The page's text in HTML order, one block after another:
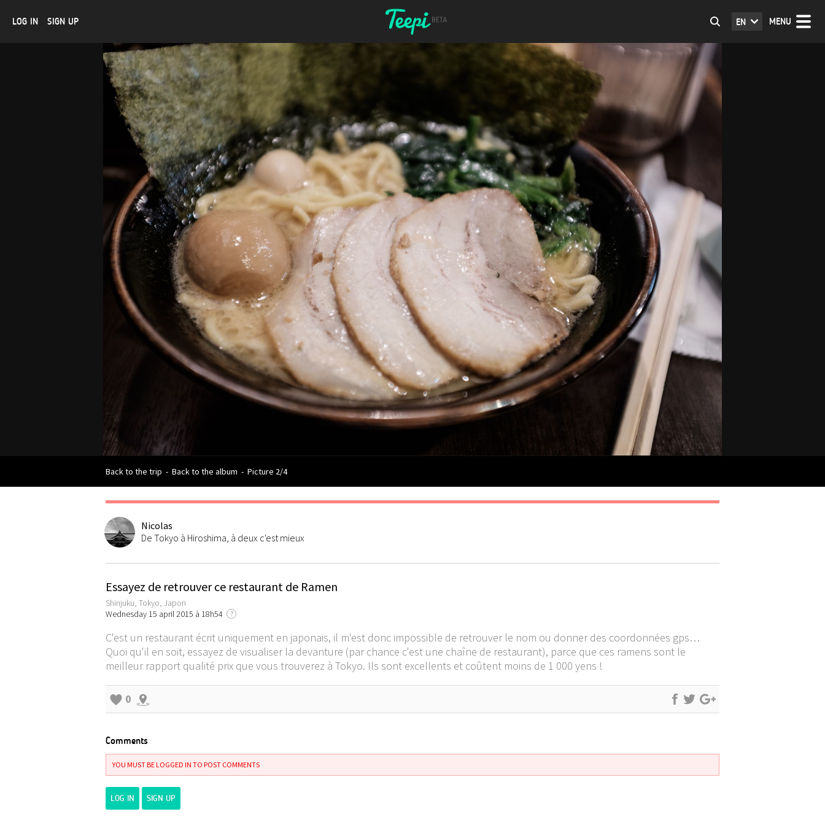
LOG IN SIGN UP MENU
EN
Back to the trip - Back to the album - Picture 2/4
Nicolas
De Tokyo à Hiroshima, à deux c'est mieux
Essayez de retrouver ce restaurant de Ramen
Shinjuku, Tokyo, Japon
Wednesday 15 april 2015 à 18h54
?
C'est un restaurant écrit uniquement en japonais, il m'est donc impossible de retrouver le nom ou donner des coordonnées gps…
Quoi qu'il en soit, essayez de visualiser la devanture (par chance c'est une chaîne de restaurant), parce que ces ramens sont le
meilleur rapport qualité prix que vous trouverez à Tokyo. Ils sont excellents et coûtent moins de 1 000 yens !
0
Comments
YOU MUST BE LOGGED IN TO POST COMMENTS
LOG IN SIGN UP